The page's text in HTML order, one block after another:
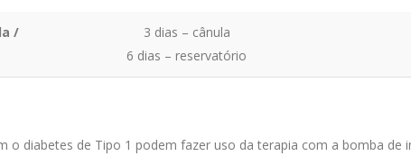
/
3 dias – cânula
6 dias – reservatório
o diabetes de Tipo 1 podem fazer uso da terapia com a bomba